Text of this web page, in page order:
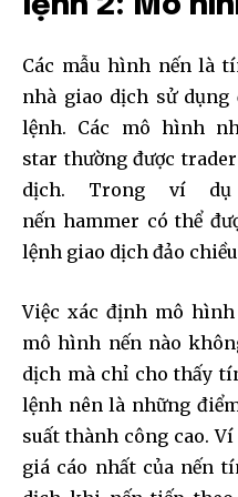
Các mẫu hình nến là
nhà giao dịch sử dụng
lệnh. Các mô hình
star thường được
dịch. Trong ví
nến hammer có thể
lệnh giao dịch đảo chiều
Việc xác định mô
mô hình nến nào
dịch mà chỉ cho thấy
lệnh nên là những
suất thành công cao.
giá cáo nhất của nến